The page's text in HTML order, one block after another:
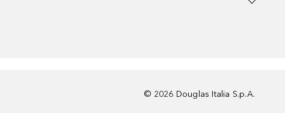
© 2026 Douglas Italia S.p.A.